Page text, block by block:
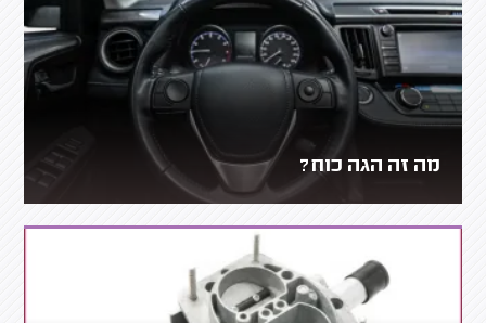
מה זה הגה כוח?